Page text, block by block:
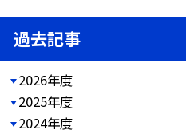
過去記事
2026年度
2025年度
2024年度